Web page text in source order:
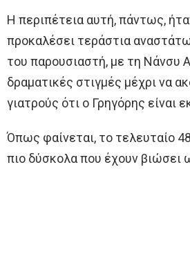
Η περιπέτεια αυτή, πάντως,
προκαλέσει τεράστια
του παρουσιαστή, με τη Νάνσυ
δραματικές στιγμές μέχρι να
γιατρούς ότι ο Γρηγόρης είναι
Όπως φαίνεται, το τελευταίο
πιο δύσκολα που έχουν βιώσει